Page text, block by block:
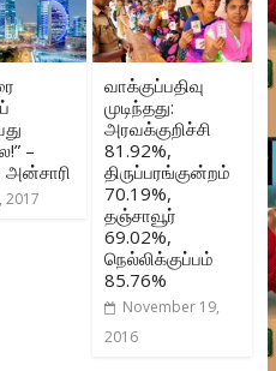
–
அன்சாரி
2017
வாக்குப்பதிவு
முடிந்தது:
அரவக்குறிச்சி
81.92%,
திருப்பரங்குன்றம்
70.19%,
தஞ்சாவூர்
69.02%,
நெல்லிக்குப்பம்
85.76%
November 19,
2016